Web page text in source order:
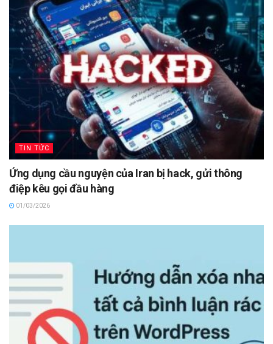
TIN TỨC
Ứng dụng cầu nguyện của Iran bị hack, gửi thông
điệp kêu gọi đầu hàng
01/03/2026